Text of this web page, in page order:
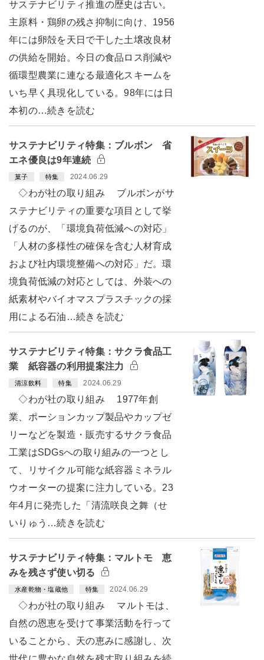
サステナビリティ推進の歴史は古い。
主原料・鶏卵の残さ抑制に向け、1956
年には卵殻を天日で干した土壌改良材
の供給を開始。今日の食品ロス削減や
循環型農業に連なる最適化スキームを
いち早く具現化している。98年には日
本初の…続きを読む
サステナビリティ特集：ブルボン 省
エネ優良は9年連続
菓子 特集 2024.06.29
◇わが社の取り組み ブルボンがサ
ステナビリティの重要な項目として挙
げるのが、「環境負荷低減への対応」
「人材の多様性の確保を含む人材育成
および社内環境整備への対応」だ。環
境負荷低減の対応としては、外装への
紙素材やバイオマスプラスチックの採
用による石油…続きを読む
サステナビリティ特集：サクラ食品工
業 紙容器の利用提案注力
清涼飲料 特集 2024.06.29
◇わが社の取り組み 1977年創
業、ポーションカップ製品やカップゼ
リーなどを製造・販売するサクラ食品
工業はSDGsへの取り組みの一つとし
て、リサイクル可能な紙容器ミネラル
ウオーターの提案に注力している。23
年4月に発売した「清流咲良之舞（せ
いりゅう…続きを読む
サステナビリティ特集：マルトモ 恵
みを残さず使い切る
水産乾物・塩蔵他 特集 2024.06.29
◇わが社の取り組み マルトモは、
自然の恩恵を受けて事業活動を行って
いることから、天の恵みに感謝し、次